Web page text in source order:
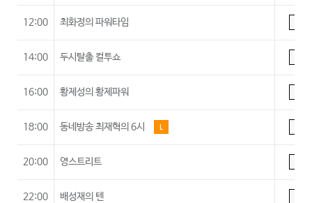
12:00 최화정의 파워타임
14:00 두시탈출 컬투쇼
16:00 황제성의 황제파워
18:00 동네방송 최재혁의 6시 L
20:00 영스트리트
22:00 배성재의 텐